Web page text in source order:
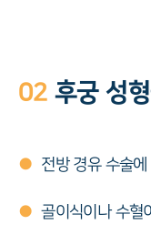
02 후궁 성
● 전방 경유 수술
● 골이식이나 수혈